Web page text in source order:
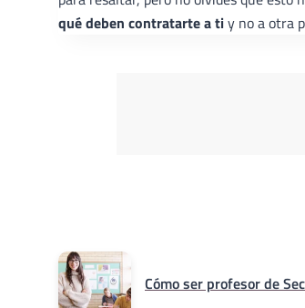
qué deben contratarte a tiy no a otra
Cómo ser profesor de